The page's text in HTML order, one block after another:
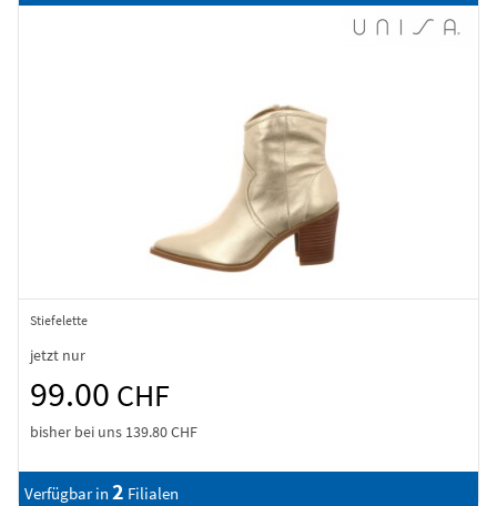
Stiefelette
jetzt nur
99.00 CHF
bisher bei uns 139.80 CHF
Verfügbar in 2 Filialen